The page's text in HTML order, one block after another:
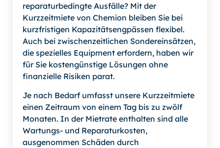
reparaturbedingte Ausfälle? Mit der
Kurzzeitmiete von Chemion bleiben Sie bei
kurzfristigen Kapazitätsengpässen flexibel.
Auch bei zwischenzeitlichen Sondereinsätzen,
die spezielles Equipment erfordern, haben wir
für Sie kostengünstige Lösungen ohne
finanzielle Risiken parat.
Je nach Bedarf umfasst unsere Kurzzeitmiete
einen Zeitraum von einem Tag bis zu zwölf
Monaten. In der Mietrate enthalten sind alle
Wartungs- und Reparaturkosten,
ausgenommen Schäden durch